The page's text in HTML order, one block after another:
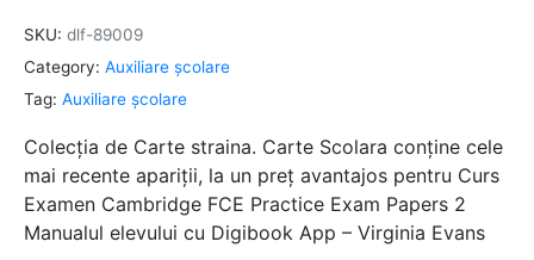
SKU: dlf-89009
Category: Auxiliare şcolare
Tag: Auxiliare şcolare
Colecția de Carte straina. Carte Scolara conține cele
mai recente apariții, la un preț avantajos pentru Curs
Examen Cambridge FCE Practice Exam Papers 2
Manualul elevului cu Digibook App – Virginia Evans